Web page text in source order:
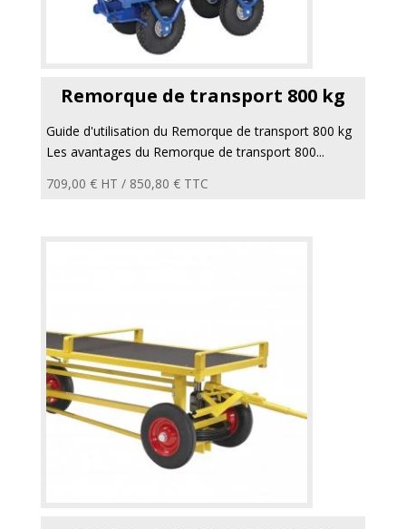
Remorque de transport 800 kg
Guide d'utilisation du Remorque de transport 800 kg
Les avantages du Remorque de transport 800...
709,00 € HT / 850,80 €TTC